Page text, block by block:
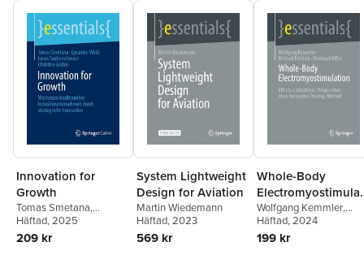
Innovation for
Growth
Tomas Smetana,
Lysander Weiß
Sauberschwarz
Christine Grübel
Häftad, 2025
209 kr
System Lightweight
Design for Aviation
Martin Wiedemann
Häftad, 2023
569 kr
Whole-Body
on
Wolfgang Kemmler,
Michael Fröhlich
Christoph Eifler
Häftad, 2024
199 kr